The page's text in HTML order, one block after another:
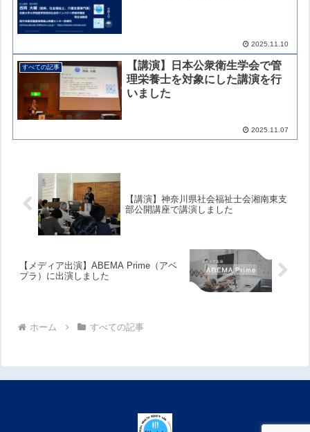
2025.11.10
すべての記事
【講演】日本公衆衛生学会で管
理栄養士を対象にした講演を行
いました
2025.11.07
【講演】神奈川県社会福祉士会湘南東支
部公開講座で講演しました
【メディア出演】ABEMA Prime（アベ
プラ）に出演しました
ホーム すべての記事